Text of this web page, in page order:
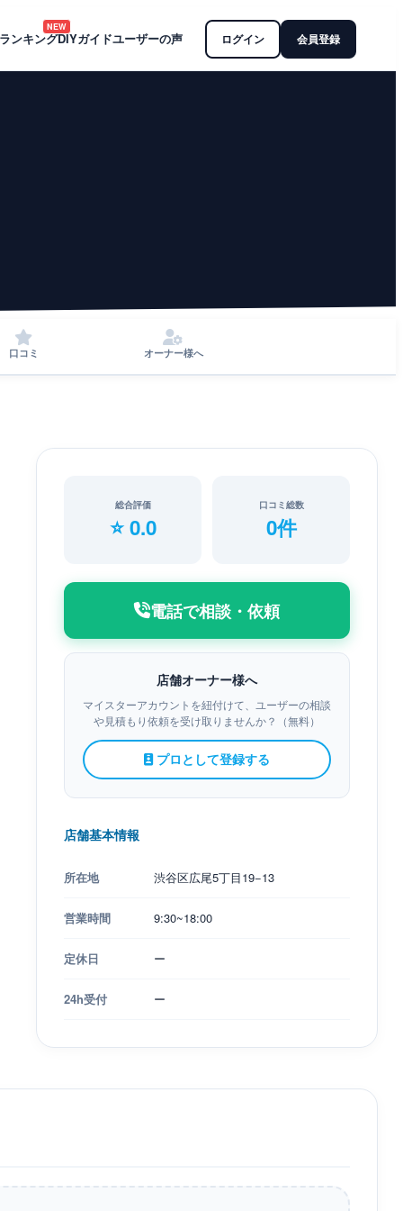
ンキング
NEW
DIYガイドユーザーの声 ログイン 会員登録
口コミ オーナー様へ
総合評価
⭐ 0.0
口コミ総数
0件
電話で相談・依頼
店舗オーナー様へ
マイスターアカウントを紐付けて、ユーザーの相談
や見積もり依頼を受け取りませんか？（無料）
プロとして登録する
店舗基本情報
所在地 渋谷区広尾5丁目19−13
営業時間 9:30~18:00
定休日 ー
24h受付 ー